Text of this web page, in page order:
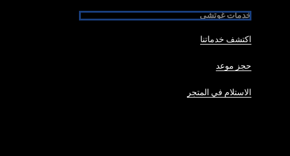
خدمات غوتشي
اكتشف خدماتنا
حجز موعد
الاستلام في المتجر